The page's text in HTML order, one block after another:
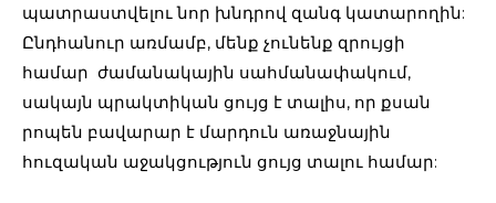
պատրաստվելու նոր խնդրով զանգ կատարողին:
Ընդհանուր առմամբ, մենք չունենք զրույցի
համար ժամանակային սահմանափակում,
սակայն պրակտիկան ցույց է տալիս, որ քսան
րոպեն բավարար է մարդուն առաջնային
հուզական աջակցություն ցույց տալու համար: